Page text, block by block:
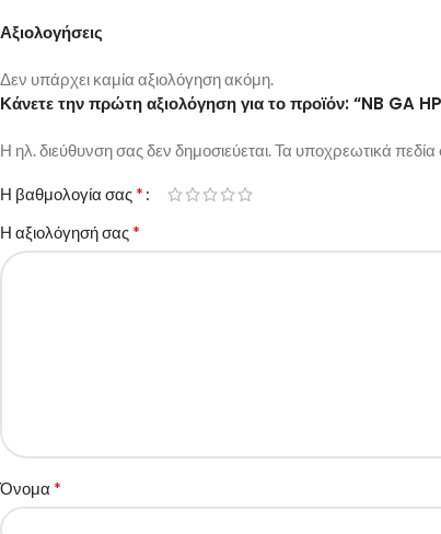
Αξιολογήσεις
Δεν υπάρχει καμία αξιολόγηση ακόμη.
Κάνετε την πρώτη αξιολόγηση για το προϊόν: “NB
Η ηλ. διεύθυνση σας δεν δημοσιεύεται.Τα υποχρεωτικά πεδία
Η βαθμολογία σας*
Η αξιολόγησή σας*
Όνομα *